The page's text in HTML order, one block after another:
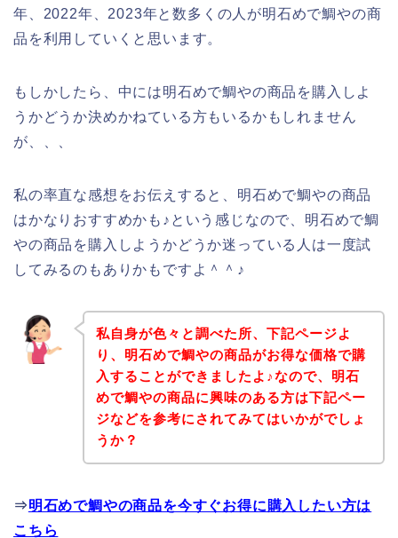
年、2022年、2023年と数多くの人が明石めで鯛やの商
品を利用していくと思います。
もしかしたら、中には明石めで鯛やの商品を購入しよ
うかどうか決めかねている方もいるかもしれません
が、、、
私の率直な感想をお伝えすると、明石めで鯛やの商品
はかなりおすすめかも♪という感じなので、明石めで鯛
やの商品を購入しようかどうか迷っている人は一度試
してみるのもありかもですよ＾＾♪
私自身が色々と調べた所、下記ページよ
り、明石めで鯛やの商品がお得な価格で購
入することができましたよ♪なので、明石
めで鯛やの商品に興味のある方は下記ペー
ジなどを参考にされてみてはいかがでしょ
うか？
⇒明石めで鯛やの商品を今すぐお得に購入したい方は
こちら